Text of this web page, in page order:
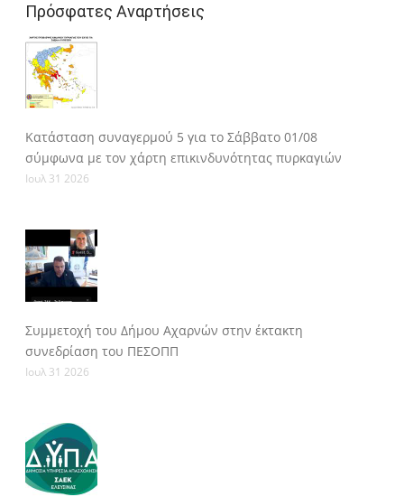
Πρόσφατες Αναρτήσεις
Κατάσταση συναγερμού 5 για το Σάββατο 01/08
σύμφωνα με τον χάρτη επικινδυνότητας πυρκαγιών
Ιουλ 31 2026
Συμμετοχή του Δήμου Αχαρνών στην έκτακτη
συνεδρίαση του ΠΕΣΟΠΠ
Ιουλ 31 2026